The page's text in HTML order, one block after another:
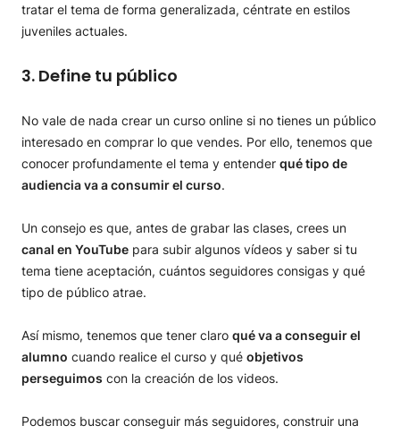
tratar el tema de forma generalizada, céntrate en estilos
juveniles actuales.
3. Define tu público
No vale de nada crear un curso online si no tienes un público
interesado en comprar lo que vendes. Por ello, tenemos que
conocer profundamente el tema y entender qué tipo de
audiencia va a consumir el curso.
Un consejo es que, antes de grabar las clases, crees un
canal en YouTube para subir algunos vídeos y saber si tu
tema tiene aceptación, cuántos seguidores consigas y qué
tipo de público atrae.
Así mismo, tenemos que tener claro qué va a conseguir el
alumno cuando realice el curso y qué objetivos
perseguimos con la creación de los videos.
Podemos buscar conseguir más seguidores, construir una